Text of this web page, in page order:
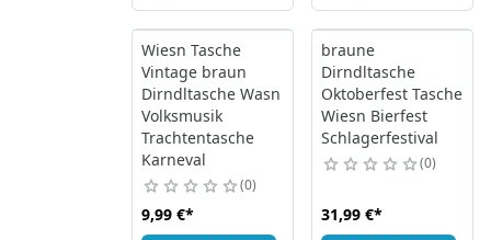
Wiesn Tasche
Vintage braun
Dirndltasche Wasn
Volksmusik
Trachtentasche
Karneval
0
9,99 €*
braune
Dirndltasche
Oktoberfest Tasche
Wiesn Bierfest
Schlagerfestival
0
31,99 €*